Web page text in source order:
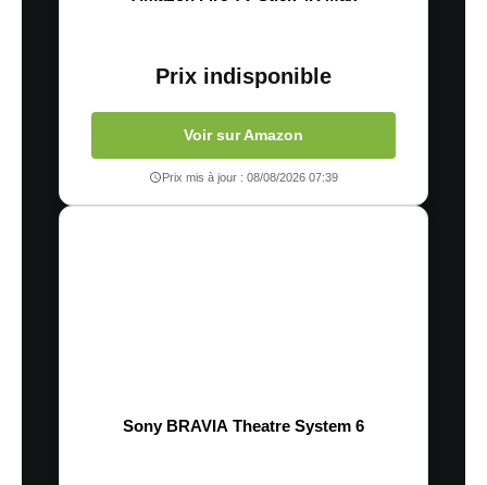
Prix indisponible
Voir sur Amazon
Prix mis à jour : 08/08/2026 07:39
Sony BRAVIA Theatre System 6